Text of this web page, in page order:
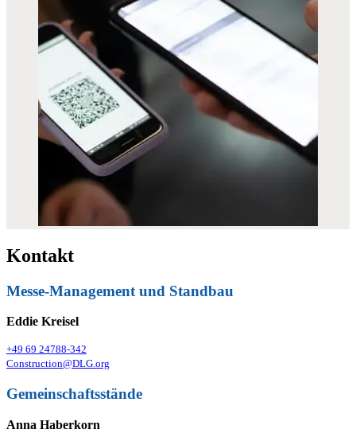
Kontakt
Messe-Management und Standbau
Eddie Kreisel
+49 69 24788-342
Construction@DLG.org
Gemeinschaftsstände
Anna Haberkorn